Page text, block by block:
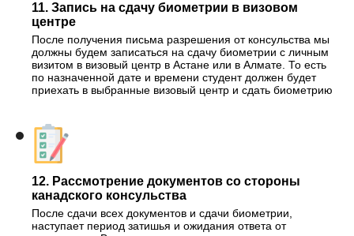
11. Запись на сдачу биометрии в визовом
центре
После получения письма разрешения от консульства мы
должны будем записаться на сдачу биометрии с личным
визитом в визовый центр в Астане или в Алмате. То есть
по назначенной дате и времени студент должен будет
приехать в выбранные визовый центр и сдать биометрию
12. Рассмотрение документов со стороны
канадского консульства
После сдачи всех документов и сдачи биометрии,
наступает период затишья и ожидания ответа от